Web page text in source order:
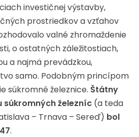
investičnej výstavby,
prostriedkov a vzťahov
valné zhromaždenie
o ostatných záležitostiach,
a najmä prevádzkou,
samo. Podobným princípom
súkromné železnice. Štátny
súkromných železníc (a teda
– Trnava – Sereď) bol
.